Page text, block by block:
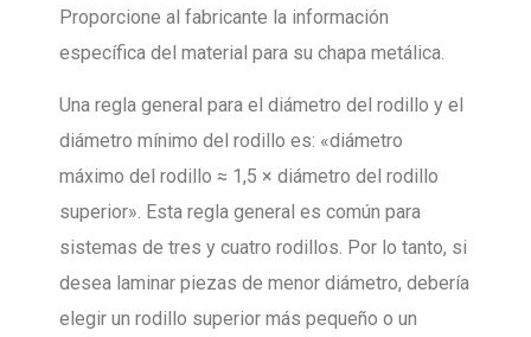
Proporcione al fabricante la información
específica del material para su chapa metálica.
Una regla general para el diámetro del rodillo y el
diámetro mínimo del rodillo es: «diámetro
máximo del rodillo ≈ 1,5 × diámetro del rodillo
superior». Esta regla general es común para
sistemas de tres y cuatro rodillos. Por lo tanto, si
desea laminar piezas de menor diámetro, debería
elegir un rodillo superior más pequeño o un